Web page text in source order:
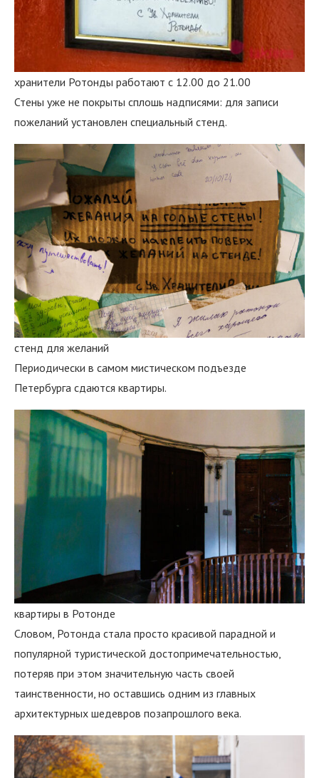
хранители Ротонды работают с 12.00 до 21.00
Стены уже не покрыты сплошь надписями: для записи
пожеланий установлен специальный стенд.
стенд для желаний
Периодически в самом мистическом подъезде
Петербурга сдаются квартиры.
квартиры в Ротонде
Словом, Ротонда стала просто красивой парадной и
популярной туристической достопримечательностью,
потеряв при этом значительную часть своей
таинственности, но оставшись одним из главных
архитектурных шедевров позапрошлого века.